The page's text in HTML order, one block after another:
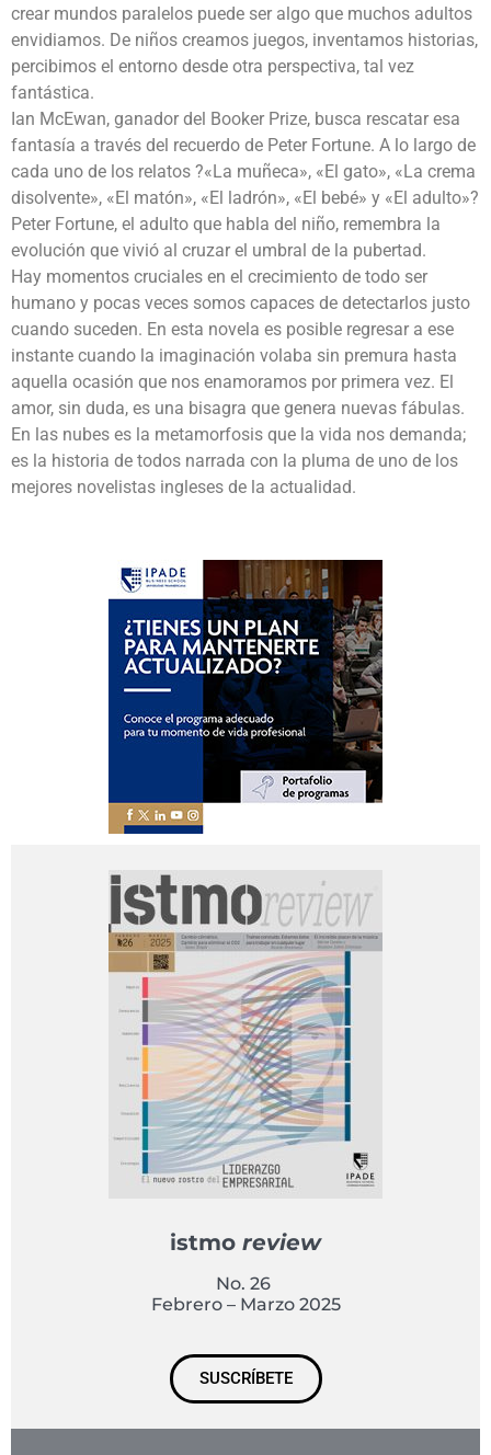
crear mundos paralelos puede ser algo que muchos adultos
envidiamos. De niños creamos juegos, inventamos historias,
percibimos el entorno desde otra perspectiva, tal vez
fantástica.
Ian McEwan, ganador del Booker Prize, busca rescatar esa
fantasía a través del recuerdo de Peter Fortune. A lo largo de
cada uno de los relatos ?«La muñeca», «El gato», «La crema
disolvente», «El matón», «El ladrón», «El bebé» y «El adulto»?
Peter Fortune, el adulto que habla del niño, remembra la
evolución que vivió al cruzar el umbral de la pubertad.
Hay momentos cruciales en el crecimiento de todo ser
humano y pocas veces somos capaces de detectarlos justo
cuando suceden. En esta novela es posible regresar a ese
instante cuando la imaginación volaba sin premura hasta
aquella ocasión que nos enamoramos por primera vez. El
amor, sin duda, es una bisagra que genera nuevas fábulas.
En las nubes es la metamorfosis que la vida nos demanda;
es la historia de todos narrada con la pluma de uno de los
mejores novelistas ingleses de la actualidad.
istmo review
No. 26
Febrero – Marzo 2025
SUSCRÍBETE